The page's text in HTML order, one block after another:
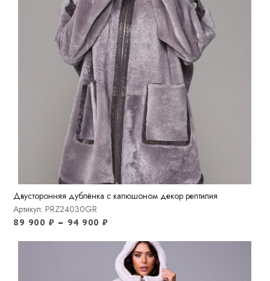
Двусторонняя дублёнка с капюшоном декор рептилия
Артикул: PRZ24030GR
89 900 ₽ – 94 900₽